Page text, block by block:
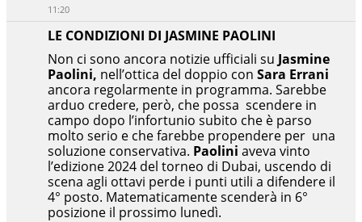
LE CONDIZIONI DI JASMINE PAOLINI
Non ci sono ancora notizie ufficiali su Jasmine
Paolini, nell’ottica del doppio con Sara Errani
ancora regolarmente in programma. Sarebbe
arduo credere, però, che possa scendere in
campo dopo l’infortunio subito che è parso
molto serio e che farebbe propendere per una
soluzione conservativa. Paolini aveva vinto
l’edizione 2024 del torneo di Dubai, uscendo di
scena agli ottavi perde i punti utili a difendere il
4° posto. Matematicamente scenderà in 6°
posizione il prossimo lunedì.
11:20